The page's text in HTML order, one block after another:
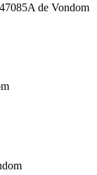
de Vondom